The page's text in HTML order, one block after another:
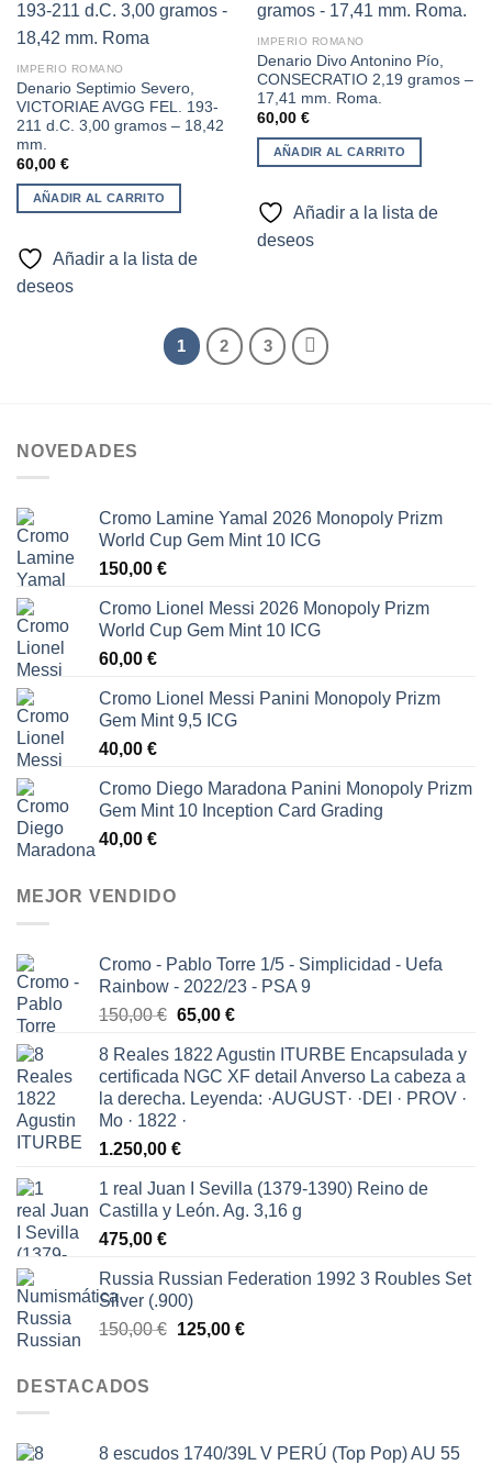
IMPERIO ROMANO
Denario Septimio Severo,
VICTORIAE AVGG FEL. 193-
211 d.C. 3,00 gramos – 18,42
mm.
60,00 €
AÑADIR AL CARRITO
Añadir a la lista de
deseos
lista de
deseos
IMPERIO ROMANO
Denario Divo Antonino Pío,
CONSECRATIO 2,19 gramos –
17,41 mm. Roma.
60,00 €
AÑADIR AL CARRITO
Añadir a la lista de
deseos
1 2 3
NOVEDADES
Cromo Lamine Yamal 2026 Monopoly Prizm
World Cup Gem Mint 10 ICG
150,00 €
Cromo Lionel Messi 2026 Monopoly Prizm
World Cup Gem Mint 10 ICG
60,00 €
Cromo Lionel Messi Panini Monopoly Prizm
Gem Mint 9,5 ICG
40,00 €
Cromo Diego Maradona Panini Monopoly Prizm
Gem Mint 10 Inception Card Grading
40,00 €
MEJOR VENDIDO
Cromo - Pablo Torre 1/5 - Simplicidad - Uefa
Rainbow - 2022/23 - PSA 9
150,00€ El
original
era:
150,00 €.
65,00 €El
actual
es:
65,00 €.
8 Reales 1822 Agustin ITURBE Encapsulada y
certificada NGC XF detail Anverso La cabeza a
la derecha. Leyenda: ·AUGUST· ·DEI · PROV ·
Mo · 1822 ·
1.250,00 €
1 real Juan I Sevilla (1379-1390) Reino de
Castilla y León. Ag. 3,16 g
475,00 €
Russia Russian Federation 1992 3 Roubles Set
Silver (.900)
150,00€ El
125,00 €El
DESTACADOS
8 escudos 1740/39L V PERÚ (Top Pop) AU 55